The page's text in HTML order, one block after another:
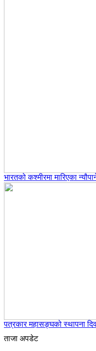
भारतको कश्मीरमा मारिएका
पत्रकार महासङ्घको स्थापना
ताजा अपडेट